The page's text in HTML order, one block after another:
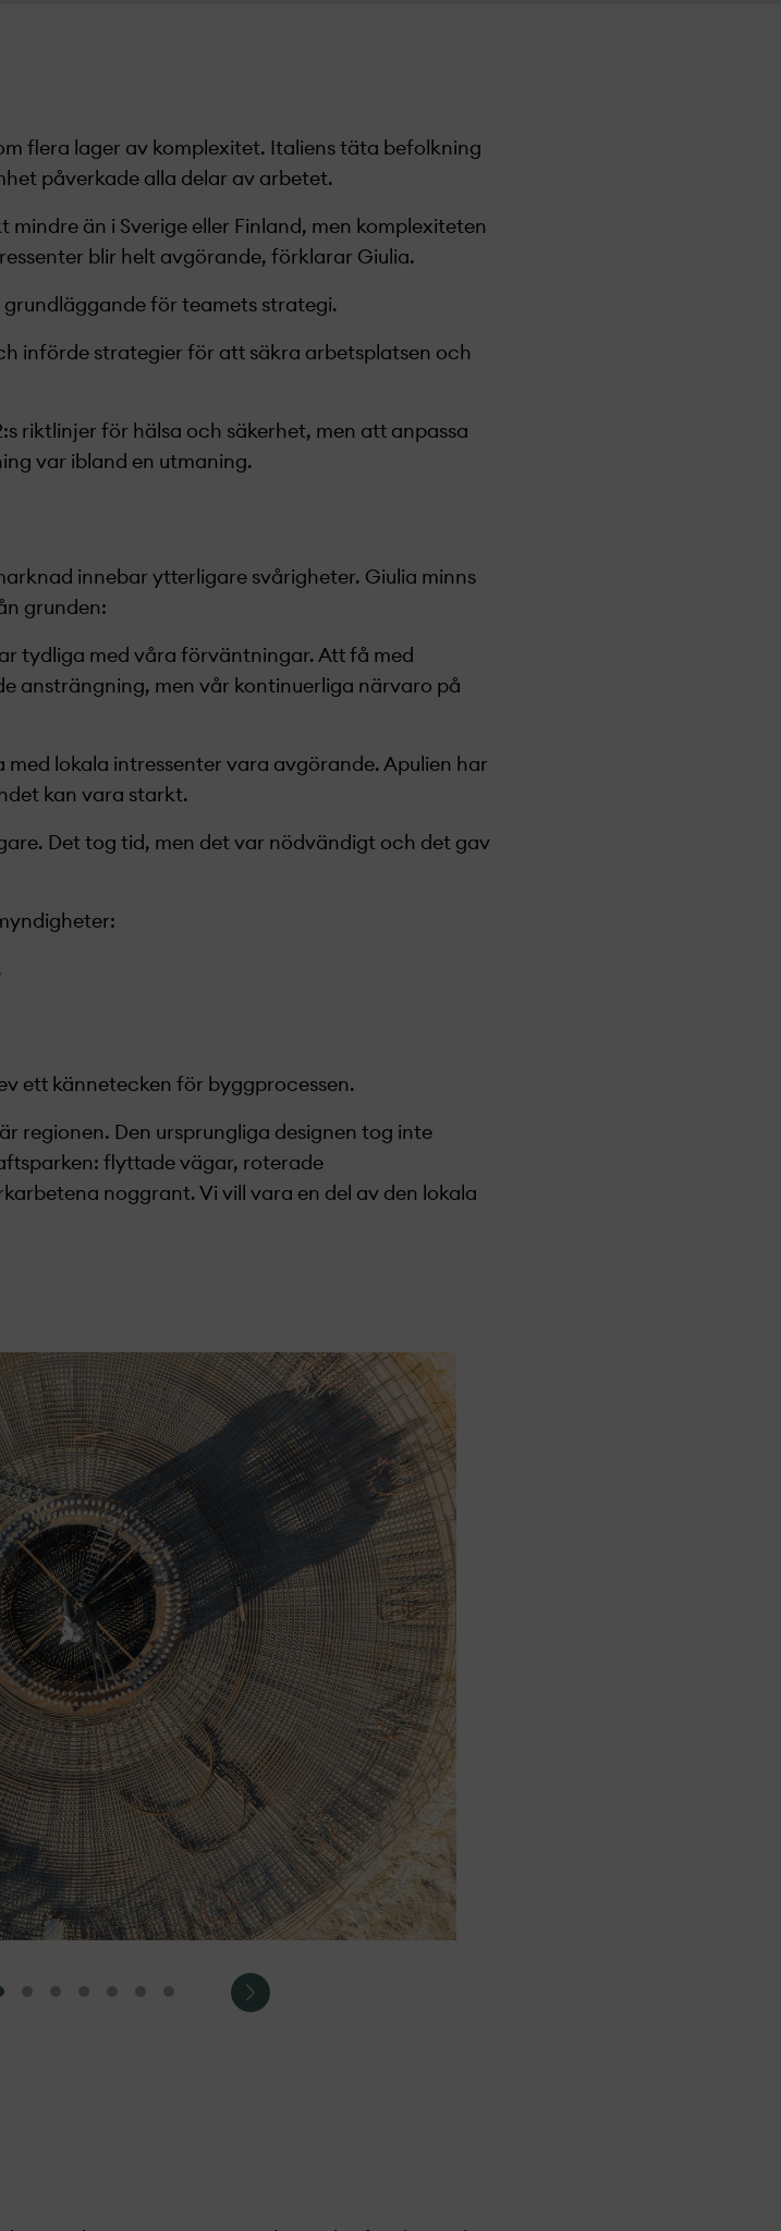
flera lager av komplexitet. Italiens täta befolkning
påverkade alla delar av arbetet.
än i Sverige eller Finland, men komplexiteten
blir helt avgörande, förklarar Giulia.
för teamets strategi.
införde strategier för att säkra arbetsplatsen och
riktlinjer för hälsa och säkerhet, men att anpassa
var ibland en utmaning.
innebar ytterligare svårigheter. Giulia minns
grunden:
tydliga med våra förväntningar. Att få med
ansträngning, men vår kontinuerliga närvaro på
lokala intressenter vara avgörande. Apulien har
kan vara starkt.
Det tog tid, men det var nödvändigt och det gav
ett kännetecken för byggprocessen.
regionen. Den ursprungliga designen tog inte
flyttade vägar, roterade
noggrant. Vi vill vara en del av den lokala